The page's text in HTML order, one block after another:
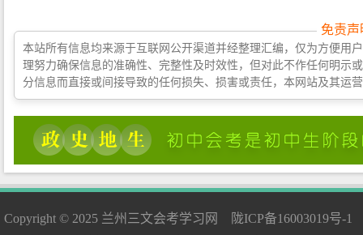
免责声
本站所有信息均来源于互联网公开渠道并经整理汇编，仅为方便用
理努力确保信息的准确性、完整性及时效性，但对此不作任何明示
分信息而直接或间接导致的任何损失、损害或责任，本网站及其运
Copyright © 2025 兰州三文会考学习网
陇ICP备16003019号-1